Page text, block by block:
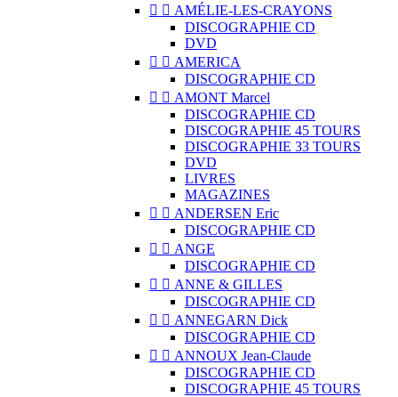
  AMÉLIE-LES-CRAYONS
DISCOGRAPHIE CD
DVD
  AMERICA
DISCOGRAPHIE CD
  AMONT Marcel
DISCOGRAPHIE CD
DISCOGRAPHIE 45 TOURS
DISCOGRAPHIE 33 TOURS
DVD
LIVRES
MAGAZINES
  ANDERSEN Eric
DISCOGRAPHIE CD
  ANGE
DISCOGRAPHIE CD
  ANNE & GILLES
DISCOGRAPHIE CD
  ANNEGARN Dick
DISCOGRAPHIE CD
  ANNOUX Jean-Claude
DISCOGRAPHIE CD
DISCOGRAPHIE 45 TOURS